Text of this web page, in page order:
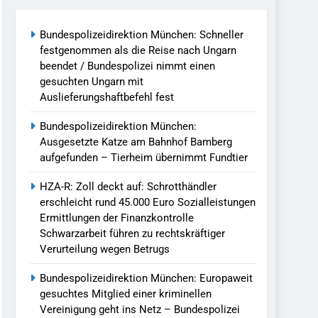
Vereinigung Geht Ins Netz –
In Saarbrücken
/ Bundespolizei Ermittelt Wegen
Fest / Mann Nach Gleissturz Verletzt
Kontrolle In Waidhaus Führt
Bundespolizei Stellt Auto
Bundespolizeidirektion München: Schneller
festgenommen als die Reise nach Ungarn
beendet / Bundespolizei nimmt einen
gesuchten Ungarn mit
Auslieferungshaftbefehl fest
Bundespolizeidirektion München:
Ausgesetzte Katze am Bahnhof Bamberg
aufgefunden – Tierheim übernimmt Fundtier
HZA-R: Zoll deckt auf: Schrotthändler
erschleicht rund 45.000 Euro Sozialleistungen
Ermittlungen der Finanzkontrolle
Schwarzarbeit führen zu rechtskräftiger
Verurteilung wegen Betrugs
Bundespolizeidirektion München: Europaweit
gesuchtes Mitglied einer kriminellen
Vereinigung geht ins Netz – Bundespolizei